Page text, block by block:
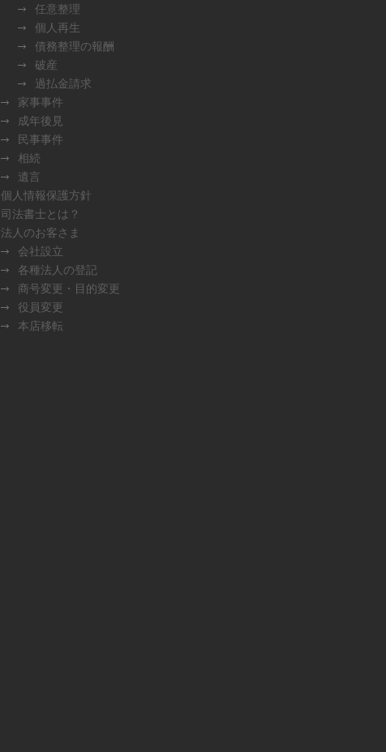
任意整理
個人再生
債務整理の報酬
破産
過払金請求
家事事件
成年後見
民事事件
相続
遺言
個人情報保護方針
司法書士とは？
法人のお客さま
会社設立
各種法人の登記
商号変更・目的変更
役員変更
本店移転